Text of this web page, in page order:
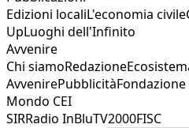
Edizioni localiL'economia civile
UpLuoghi dell'Infinito
Avvenire
Chi siamoRedazione
AvvenirePubblicità
Mondo CEI
SIRRadio InBluTV2000FISC